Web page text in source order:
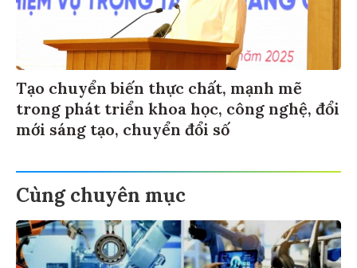
Tạo chuyển biến thực chất, mạnh mẽ
trong phát triển khoa học, công nghệ, đổi
mới sáng tạo, chuyển đổi số
Cùng chuyên mục